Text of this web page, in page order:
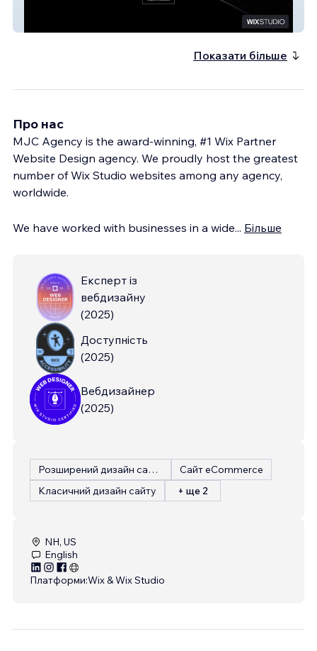
Показати більше
Про нас
MJC Agency is the award-winning, #1 Wix Partner
Website Design agency. We proudly host the greatest
number of Wix Studio websites among any agency,
worldwide.
We have worked with businesses in a wide... Більше
Експерт із
вебдизайну
(2025)
Доступність
(2025)
Вебдизайнер
(2025)
Розширений дизайн сайту
Сайт eCommerce
Класичний дизайн сайту
+ ще 2
NH, US
English
Платформи:Wix & Wix Studio